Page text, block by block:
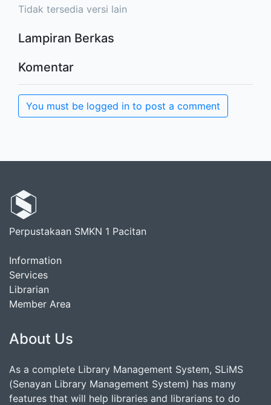
Tidak tersedia versi lain
Lampiran Berkas
Komentar
You must be logged in to post a comment
Perpustakaan SMKN 1 Pacitan
Information
Services
Librarian
Member Area
About Us
As a complete Library Management System, SLiMS
(Senayan Library Management System) has many
features that will help libraries and librarians to do